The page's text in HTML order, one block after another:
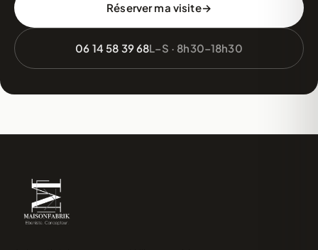
Réserver ma visite
06 14 58 39 68L–S · 8h30–18h30